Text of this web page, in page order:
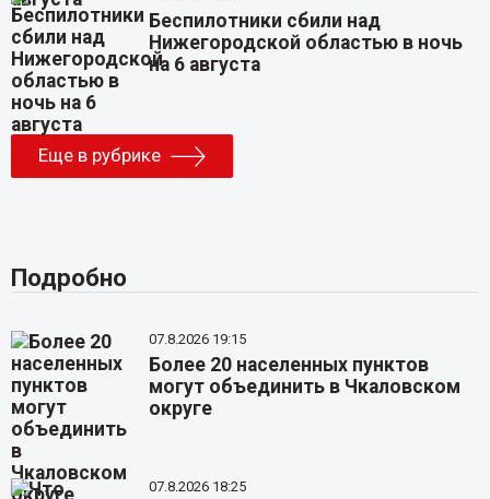
Беспилотники сбили над
Нижегородской областью в ночь
на 6 августа
Еще в рубрике
Подробно
07.8.2026 19:15
Более 20 населенных пунктов
могут объединить в Чкаловском
округе
07.8.2026 18:25